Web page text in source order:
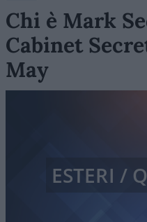
Chi è Mark
Cabinet
May
ESTERI /